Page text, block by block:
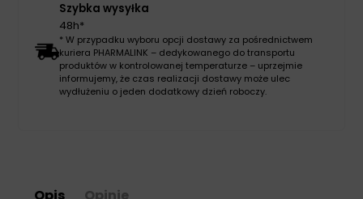
Szybka wysyłka
48h*
* W przypadku wyboru opcji dostawy za pośrednictwem
kuriera PHARMALINK – dedykowanego do transportu
produktów w kontrolowanej temperaturze – uprzejmie
informujemy, że czas realizacji dostawy może ulec
wydłużeniu o jeden dodatkowy dzień roboczy.
Opis Opinie